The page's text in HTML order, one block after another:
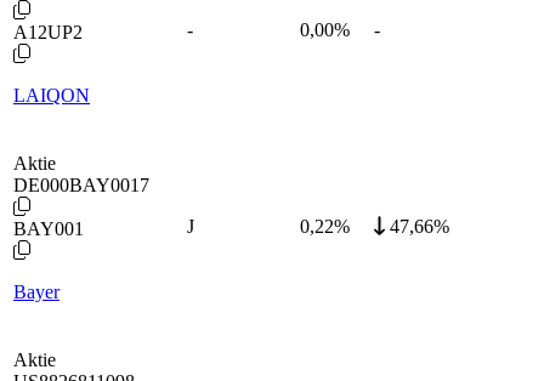
A12UP2
LAIQON
- 0,00% -
Aktie
DE000BAY0017
BAY001
Bayer
J 0,22% 47,66%
Aktie